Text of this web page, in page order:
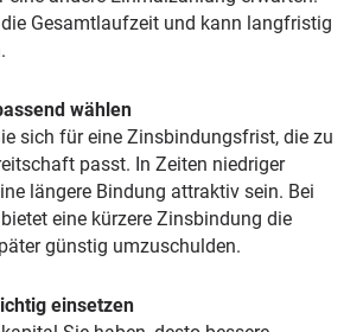
die Gesamtlaufzeit und kann langfristig
wählen
sich für eine Zinsbindungsfrist, die zu
passt. In Zeiten niedriger
längere Bindung attraktiv sein. Bei
eine kürzere Zinsbindung die
günstig umzuschulden.
einsetzen